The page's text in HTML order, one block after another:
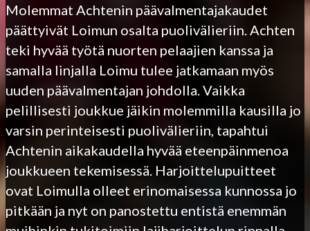
Molemmat Achtenin päävalmentajakaudet
päättyivät Loimun osalta puolivälieriin. Achten
teki hyvää työtä nuorten pelaajien kanssa ja
samalla linjalla Loimu tulee jatkamaan myös
uuden päävalmentajan johdolla. Vaikka
pelillisesti joukkue jäikin molemmilla kausilla jo
varsin perinteisesti puolivälieriin, tapahtui
Achtenin aikakaudella hyvää eteenpäinmenoa
joukkueen tekemisessä. Harjoittelupuitteet
ovat Loimulla olleet erinomaisessa kunnossa jo
pitkään ja nyt on panostettu entistä enemmän